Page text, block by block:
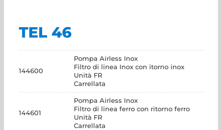
TEL 46
144600
Pompa Airless Inox
Filtro di linea Inox con itorno inox
Unità FR
Carrellata
144601
Pompa Airless Inox
Filtro di linea ferro con ritorno ferro
Unità FR
Carrellata